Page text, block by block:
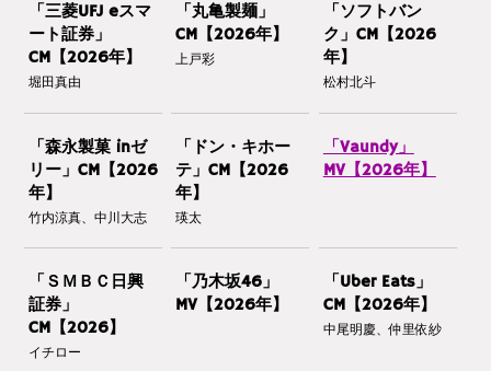
「三菱UFJ eスマ
ート証券」
CM【2026年】
堀田真由
「丸亀製麺」
CM【2026年】
上戸彩
「ソフトバン
ク」CM【2026
年】
松村北斗
「森永製菓 inゼ
リー」CM【2026
年】
竹内涼真、中川大志
「ドン・キホー
テ」CM【2026
年】
瑛太
「Vaundy」
MV【2026年】
「ＳＭＢＣ日興
証券」
CM【2026】
イチロー
「乃木坂46」
MV【2026年】
「Uber Eats」
CM【2026年】
中尾明慶、仲里依紗